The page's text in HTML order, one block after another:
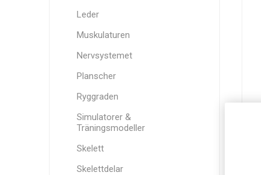
Leder
Muskulaturen
Nervsystemet
Planscher
Ryggraden
Simulatorer &
Träningsmodeller
Skelett
Skelettdelar